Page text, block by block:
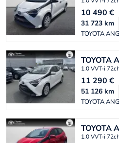
10 490 €
TOYOTA
31 723 km
TOYOTA
1.0 VVT-i
11 290 €
TOYOTA
51 126 km
TOYOTA
1.0 VVT-i